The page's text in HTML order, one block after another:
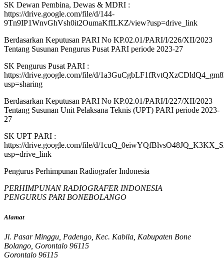
SK Dewan Pembina, Dewas & MDRI :
https://drive.google.com/file/d/144-
9Tn9IP1WnvGhVsh0it2OumaKfILKZ/view?usp=drive_link
Berdasarkan Keputusan PARI No KP.02.01/PARI/I/226/XII/2023
Tentang Susunan Pengurus Pusat PARI periode 2023-27
SK Pengurus Pusat PARI :
https://drive.google.com/file/d/
usp=sharing
Berdasarkan Keputusan PARI No KP.02.01/PARI/I/227/XII/2023
Tentang Susunan Unit Pelaksana Teknis (UPT) PARI periode 2023-
27
SK UPT PARI :
https://drive.google.com/file/d/
usp=drive_link
Pengurus Perhimpunan Radiografer Indonesia
PERHIMPUNAN RADIOGRAFER INDONESIA
PENGURUS PARI BONEBOLANGO
Alamat
Jl. Pasar Minggu, Padengo, Kec. Kabila, Kabupaten Bone
Bolango, Gorontalo 96115
Gorontalo 96115